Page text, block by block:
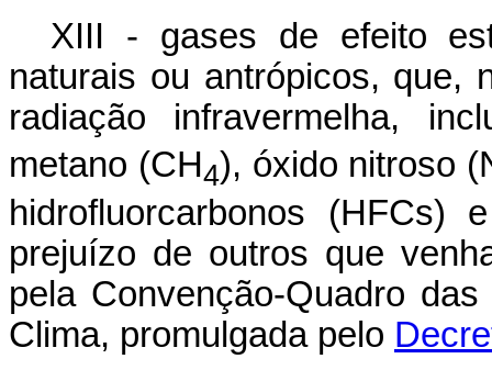
XIII - gases de efeito
naturais ou antrópicos, que,
radiação infravermelha,
metano (CH4), óxido nitroso
hidrofluorcarbonos (HFCs)
prejuízo de outros que
pela Convenção-Quadro
Clima, promulgada pelo